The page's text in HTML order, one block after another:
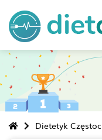
Dietetyk